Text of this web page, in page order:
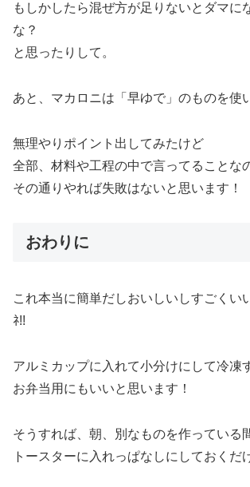
もしかしたら混ぜ方が足りないとダマに
な？
と思ったりして。
あと、マカロニは「早ゆで」のものを使
無理やりポイント出してみたけど
全部、材料や工程の中で言ってることな
その通りやれば失敗はないと思います！
おわりに
これ本当に簡単だしおいしいしすごくい
ﾈ!!
アルミカップに入れて小分けにして冷凍
お弁当用にもいいと思います！
そうすれば、朝、別なものを作っている
トースターに入れっぱなしにしておくだ